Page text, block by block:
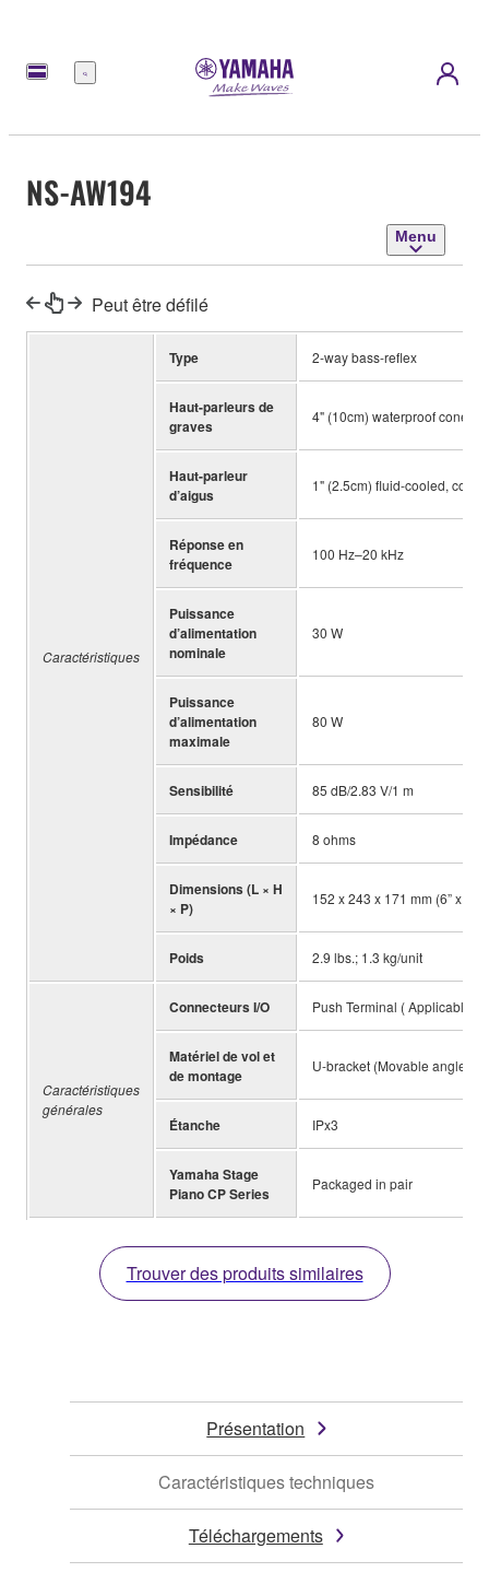
Menu
NS-AW194
Menu
Peut être défilé
Caractéristiques
Type 2-way bass-reflex
Haut-parleurs de
graves
4" (10cm) waterproof cone
Haut-parleur
d’aigus
1" (2.5cm) fluid-cooled,
Réponse en
fréquence
100 Hz–20 kHz
Puissance
d’alimentation
nominale
30 W
Puissance
d’alimentation
maximale
80 W
Sensibilité 85 dB/2.83 V/1 m
Impédance 8 ohms
Dimensions (L × H
× P)
152 x 243 x 171 mm (6” x 9-
Poids 2.9 lbs.; 1.3 kg/unit
Caractéristiques
générales
Connecteurs I/O Push Terminal ( Applicable
Matériel de vol et
de montage
U-bracket (Movable angle:
Étanche IPx3
Yamaha Stage
Piano CP Series
Packaged in pair
Trouver des produits similaires
Présentation
Caractéristiques techniques
Téléchargements